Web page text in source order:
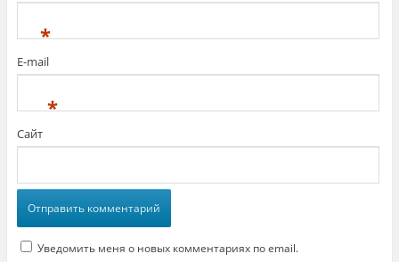
*
E-mail
*
Сайт
Уведомить меня о новых комментариях по email.